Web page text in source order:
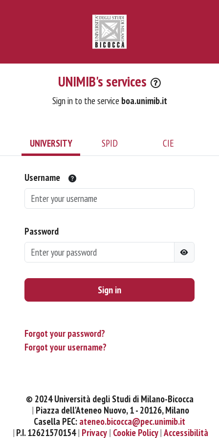
UNIMIB's services
Sign in to the service boa.unimib.it
UNIVERSITY SPID CIE
Username
Password
Sign in
Forgot your password?
Forgot your username?
© 2024 Università degli Studi di Milano-Bicocca
Piazza dell'Ateneo Nuovo, 1 - 20126, Milano
Casella PEC: ateneo.bicocca@pec.unimib.it
P.I. 12621570154 Privacy Cookie Policy Accessibilità